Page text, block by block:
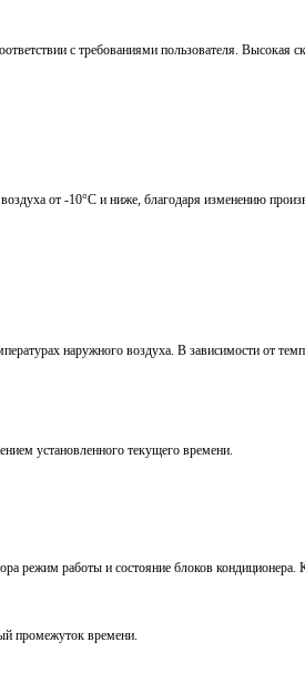
с требованиями пользователя. Высокая
от -10°С и ниже, благодаря изменению
наружного воздуха. В зависимости от
установленного текущего времени.
режим работы и состояние блоков
промежуток времени.